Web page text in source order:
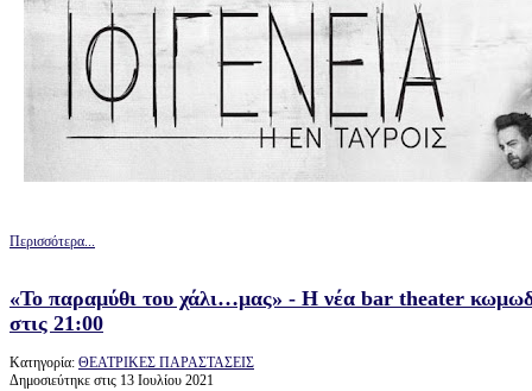
Περισσότερα...
«Το παραμύθι του χάλι…μας» - Η νέα bar theater
στις 21:00
Κατηγορία: ΘΕΑΤΡΙΚΕΣ ΠΑΡΑΣΤΑΣΕΙΣ
Δημοσιεύτηκε στις 13 Ιουλίου 2021